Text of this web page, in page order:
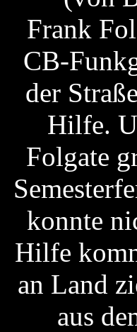
Frank
CB-
der
Hilfe.
Folgate
konnte
Hilfe
an Land
aus